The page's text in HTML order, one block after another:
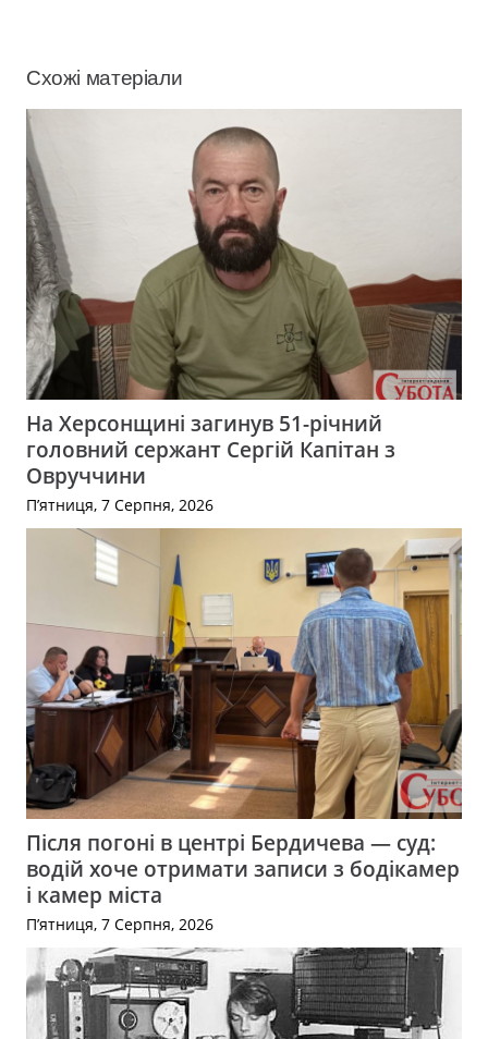
Схожі матеріали
На Херсонщині загинув 51-річний
головний сержант Сергій Капітан з
Овруччини
П’ятниця, 7 Серпня, 2026
Після погоні в центрі Бердичева — суд:
водій хоче отримати записи з бодікамер
і камер міста
П’ятниця, 7 Серпня, 2026